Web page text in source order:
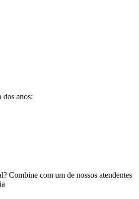
dos anos:
Combine com um de nossos atendentes